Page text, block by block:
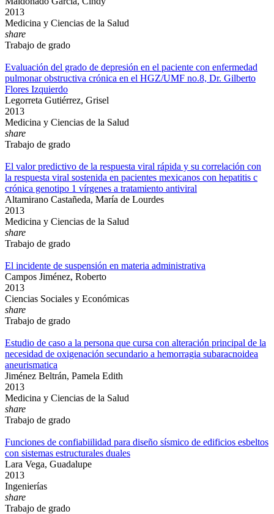
2013
Medicina y Ciencias de la Salud
share
Trabajo de grado
Evaluación del grado de depresión en el paciente con enfermedad
pulmonar obstructiva crónica en el HGZ/UMF no.8, Dr. Gilberto
Flores Izquierdo
Legorreta Gutiérrez, Grisel
2013
Medicina y Ciencias de la Salud
share
Trabajo de grado
El valor predictivo de la respuesta viral rápida y su correlación con
la respuesta viral sostenida en pacientes mexicanos con hepatitis c
crónica genotipo 1 vírgenes a tratamiento antiviral
Altamirano Castañeda, María de Lourdes
2013
Medicina y Ciencias de la Salud
share
Trabajo de grado
El incidente de suspensión en materia administrativa
Campos Jiménez, Roberto
2013
Ciencias Sociales y Económicas
share
Trabajo de grado
Estudio de caso a la persona que cursa con alteración principal de la
necesidad de oxigenación secundario a hemorragia subaracnoidea
aneurismatica
Jiménez Beltrán, Pamela Edith
2013
Medicina y Ciencias de la Salud
share
Trabajo de grado
Funciones de confiabiilidad para diseño sísmico de edificios esbeltos
con sistemas estructurales duales
Lara Vega, Guadalupe
2013
Ingenierías
share
Trabajo de grado